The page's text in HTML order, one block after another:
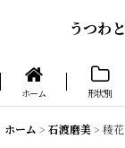
うつわ
ホーム 形状別
ホーム > 石渡磨美> 稜